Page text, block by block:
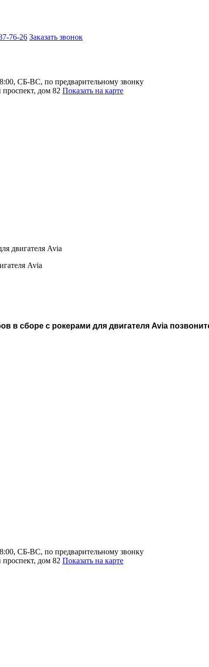
76-26 Заказать звонок
СБ-ВС, по предварительному звонку
дом 82 Показать на карте
двигателя Avia
Avia
в сборе с рокерами для двигателя Avia
СБ-ВС, по предварительному звонку
дом 82 Показать на карте